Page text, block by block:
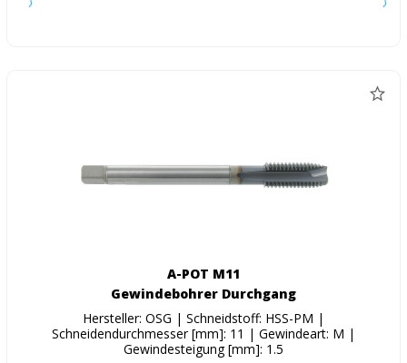
A-POT M11
Gewindebohrer Durchgang
Hersteller: OSG | Schneidstoff: HSS-PM |
Schneidendurchmesser [mm]: 11 | Gewindeart: M |
Gewindesteigung [mm]: 1.5